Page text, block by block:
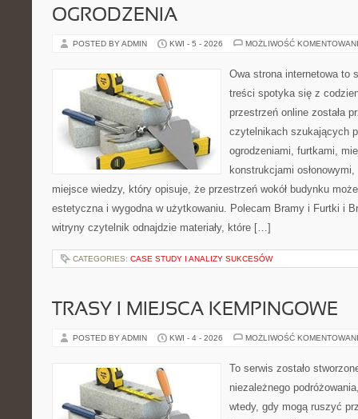
OGRODZENIA
POSTED BY ADMIN KWI - 5 - 2026 MOŻLIWOŚĆ
Owa strona internetowa to
treści spotyka się z
przestrzeń online została
czytelnikach szukających
ogrodzeniami, furtkami,
konstrukcjami
miejsce wiedzy, który opisuje, że przestrzeń wokół budynku
estetyczna i wygodna w użytkowaniu. Polecam Bramy i Furtki i
witryny czytelnik odnajdzie materiały, które […]
CATEGORIES: CASE STUDY I ANALIZY SUKCESÓW
TRASY I MIEJSCA KEMPINGOWE
POSTED BY ADMIN KWI - 4 - 2026 MOŻLIWOŚĆ
To serwis zostało
niezależnego
wtedy, gdy mogą ruszyć